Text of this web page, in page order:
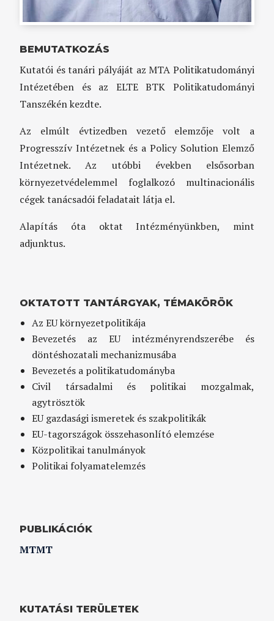
BEMUTATKOZÁS
Kutatói és tanári pályáját az MTA Politikatudományi
Intézetében és az ELTE BTK Politikatudományi
Tanszékén kezdte.
Az elmúlt évtizedben vezető elemzője volt a
Progresszív Intézetnek és a Policy Solution Elemző
Intézetnek. Az utóbbi években elsősorban
környezetvédelemmel foglalkozó multinacionális
cégek tanácsadói feladatait látja el.
Alapítás óta oktat Intézményünkben, mint
adjunktus.
OKTATOTT TANTÁRGYAK, TÉMAKÖRÖK
Az EU környezetpolitikája
Bevezetés az EU intézményrendszerébe és
döntéshozatali mechanizmusába
Bevezetés a politikatudományba
Civil társadalmi és politikai mozgalmak,
agytrösztök
EU gazdasági ismeretek és szakpolitikák
EU-tagországok összehasonlító elemzése
Közpolitikai tanulmányok
Politikai folyamatelemzés
PUBLIKÁCIÓK
MTMT
KUTATÁSI TERÜLETEK